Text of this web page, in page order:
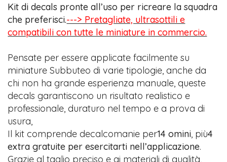
Kit di decals pronte all’uso per ricreare la squadra
che preferisci.---> Pretagliate, ultrasottili e
compatibili con tutte le miniature in commercio.
Pensate per essere applicate facilmente su
miniature Subbuteo di varie tipologie, anche da
chi non ha grande esperienza manuale, queste
decals garantiscono un risultato realistico e
professionale, duraturo nel tempo e a prova di
usura,
Il kit comprende decalcomanie per14 omini, più4
extra gratuite per esercitarti nell’applicazione.
Grazie al taglio preciso e ai materiali di qualità,